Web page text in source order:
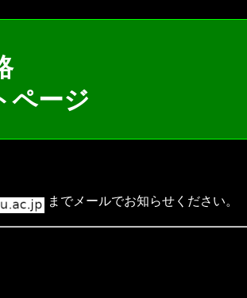
ページ
までメールでお知らせください。